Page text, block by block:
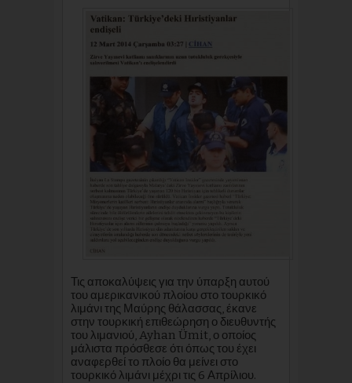
Τις αποκαλύψεις για την ύπαρξη αυτού
του αμερικανικού πλοίου στο τουρκικό
λιμάνι της Μαύρης θάλασσας, έκανε
στην τουρκική επιθεώρηση ο διευθυντής
του λιμανιού, Ayhan Ümit, ο οποίος
μάλιστα πρόσθεσε ότι όπως του έχει
αναφερθεί το πλοίο θα μείνει στο
τουρκικό λιμάνι μέχρι τις 6 Απρίλιου.